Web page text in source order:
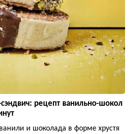
рецепт ванильно-шокол
и шоколада в форме хрустя